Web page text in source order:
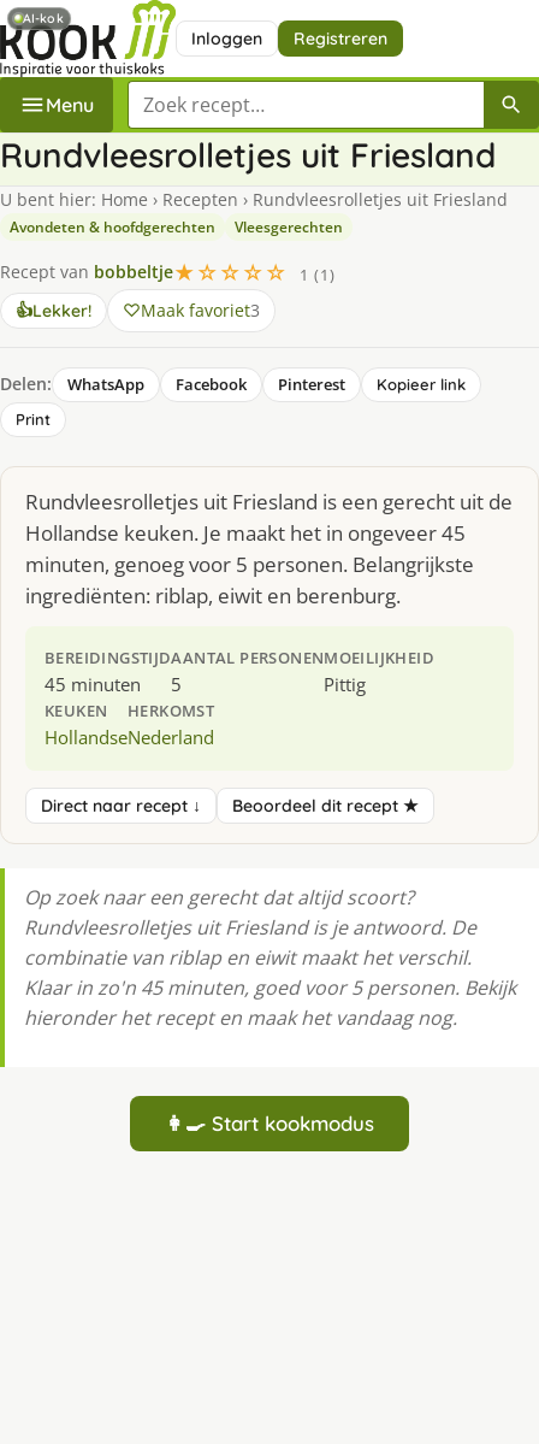
Inloggen Registreren
Menu Zoek een recept
Rundvleesrolletjes uit Friesland
U bent hier: Home › Recepten › Rundvleesrolletjes uit Friesland
Avondeten & hoofdgerechten Vleesgerechten
Recept van bobbeltje★☆☆☆☆
1 (1)
👍Lekker! Maak favoriet3
Delen: WhatsApp Facebook Pinterest
Kopieer link
Print
Rundvleesrolletjes uit Friesland is een gerecht uit de
Hollandse keuken. Je maakt het in ongeveer 45
minuten, genoeg voor 5 personen. Belangrijkste
ingrediënten: riblap, eiwit en berenburg.
BEREIDINGSTIJD
45 minuten
AANTAL PERSONEN
5
MOEILIJKHEID
Pittig
KEUKEN
Hollandse
HERKOMST
Nederland
Direct naar recept ↓ Beoordeel dit recept ★
Op zoek naar een gerecht dat altijd scoort?
Rundvleesrolletjes uit Friesland is je antwoord. De
combinatie van riblap en eiwit maakt het verschil.
Klaar in zo'n 45 minuten, goed voor 5 personen. Bekijk
hieronder het recept en maak het vandaag nog.
👩‍🍳 Start kookmodus
AI-kok